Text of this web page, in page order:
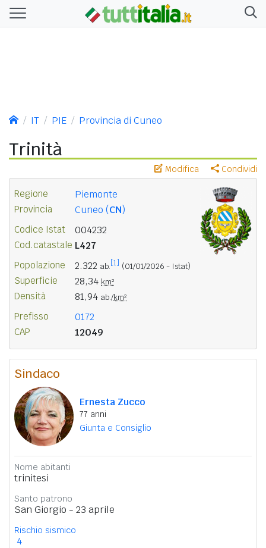
IT PIE Provincia di Cuneo
Trinità
Modifica Condividi
Regione Piemonte
Provincia Cuneo (CN)
Codice Istat 004232
Cod.catastale L427
Popolazione 2.322 ab. [1] (01/01/2026 - Istat)
Superficie 28,34 km²
Densità 81,94 ab./km²
Prefisso 0172
CAP 12049
Sindaco
Ernesta Zucco
77 anni
Giunta e Consiglio
Nome abitanti
trinitesi
Santo patrono
San Giorgio - 23 aprile
Rischio sismico
4